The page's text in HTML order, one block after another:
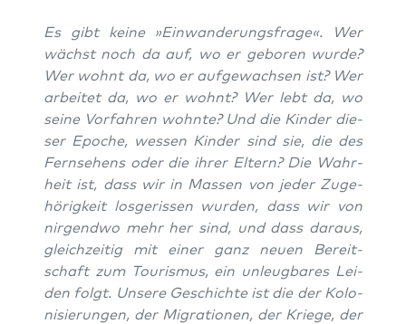
Es gibt kei­ne »Ein­wan­de­rungs­fra­ge«. Wer
wächst noch da auf, wo er gebo­ren wur­de?
Wer wohnt da, wo er auf­ge­wach­sen ist? Wer
arbei­tet da, wo er wohnt? Wer lebt da, wo
sei­ne Vor­fah­ren wohn­te? Und die Kin­der die­
ser Epo­che, wes­sen Kin­der sind sie, die des
Fern­se­hens oder die ihrer Eltern? Die Wahr­
heit ist, dass wir in Mas­sen von jeder Zuge­
hö­rig­keit los­ge­ris­sen wur­den, dass wir von
nir­gend­wo mehr her sind, und dass dar­aus,
gleich­zei­tig mit einer ganz neu­en Bereit­
schaft zum Tou­ris­mus, ein unleug­ba­res Lei­
den folgt. Unse­re Geschich­te ist die der Kolo­
ni­sie­run­gen, der Migra­tio­nen, der Krie­ge, der